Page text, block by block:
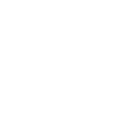
våre originale
uttrykk.
stilen etter